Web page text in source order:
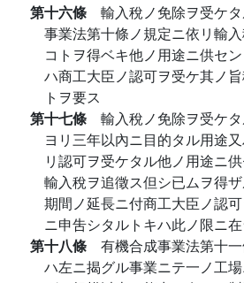
第十六條 輸入稅ノ免除ヲ受ケ
事業法第十條ノ規定ニ依リ輸
コトヲ得ベキ他ノ用途ニ供セ
ハ商工大臣ノ認可ヲ受ケ其ノ
トヲ要ス
第十七條 輸入稅ノ免除ヲ受ケ
ヨリ三年以內ニ目的タル用途
リ認可ヲ受ケタル他ノ用途ニ
輸入稅ヲ追徵ス但シ已ムヲ得
期間ノ延長ニ付商工大臣ノ認
ニ申吿シタルトキハ此ノ限ニ
第十八條 有機合成事業法第十
ハ左ニ揭グル事業ニテ一ノ工